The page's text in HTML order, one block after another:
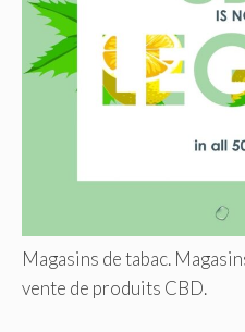
Magasins de tabac.
vente de produits CBD.